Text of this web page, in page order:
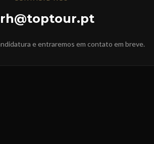
rh@toptour.pt
e entraremos em contato em breve.